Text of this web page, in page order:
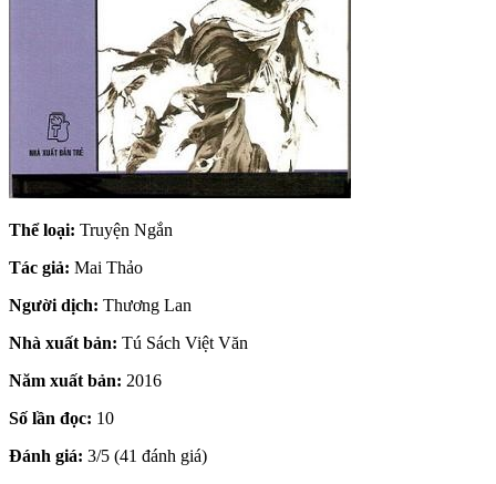
Thể loại: Truyện Ngắn
Tác giả: Mai Thảo
Người dịch: Thương Lan
Nhà xuất bản: Tú Sách Việt Văn
Năm xuất bản: 2016
Số lần đọc: 10
Đánh giá: 3/5 (41 đánh giá)